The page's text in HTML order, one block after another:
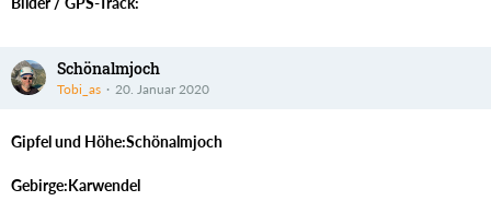
Schönalmjoch
Tobi_as 20. Januar 2020
Gipfel und Höhe:Schönalmjoch
Gebirge:Karwendel